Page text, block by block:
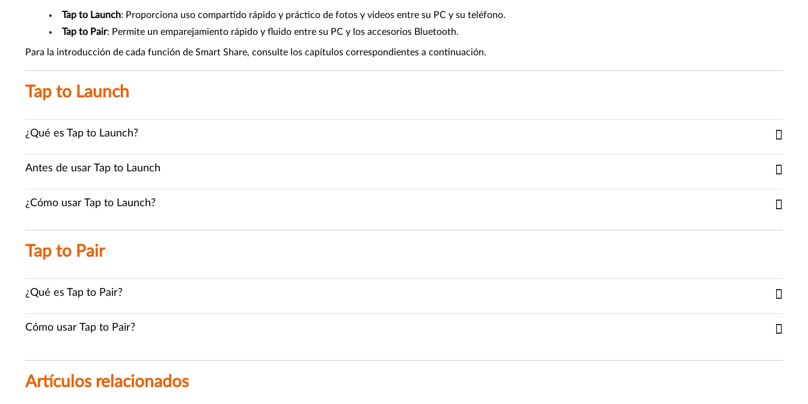
Tap to Launch: Proporciona uso compartido rápido y práctico de fotos y videos entre su PC y su teléfono.
Tap to Pair: Permite un emparejamiento rápido y fluido entre su PC y los accesorios Bluetooth.
Para la introducción de cada función de Smart Share, consulte los capítulos correspondientes a continuación.
Tap to Launch
¿Qué es Tap to Launch?
Antes de usar Tap to Launch
¿Cómo usar Tap to Launch?
Tap to Pair
¿Qué es Tap to Pair?
Cómo usar Tap to Pair?
Artículos relacionados